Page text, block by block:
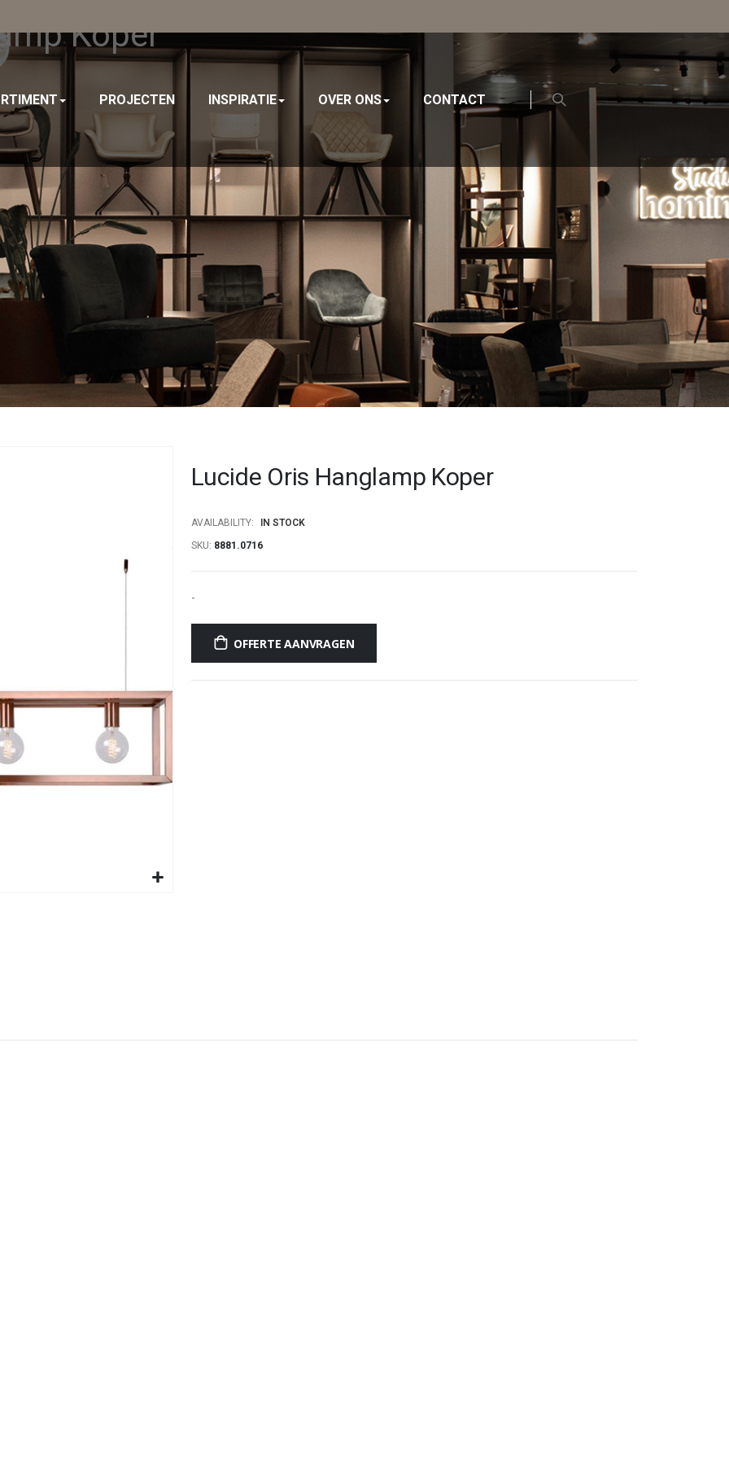
PROJECTEN INSPIRATIE OVER ONS CONTACT
Koper
Lucide Oris Hanglamp Koper
AVAILABILITY:
IN STOCK
SKU 8881.0716
-
OFFERTE AANVRAGEN